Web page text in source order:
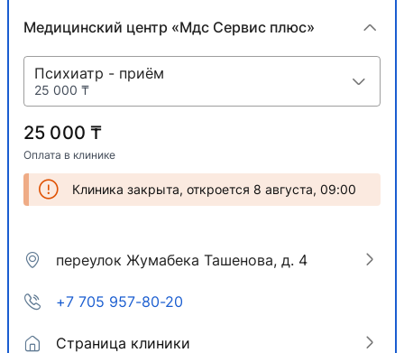
Медицинский центр «Мдс Сервис плюс»
Психиатр - приём
25 000 ₸
25 000 ₸
Оплата в клинике
Клиника закрыта, откроется 8 августа, 09:00
переулок Жумабека Ташенова, д. 4
+7 705 957-80-20
Страница клиники